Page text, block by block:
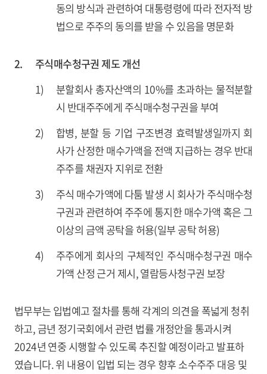
동의 방식과 관련하여 대통령령에 따라 전자적 방
법으로 주주의 동의를 받을 수 있음을 명문화
2.
주식매수청구권 제도 개선
1)
분할회사 총자산액의 10%를 초과하는 물적분할
시 반대주주에게 주식매수청구권을 부여
2)
합병, 분할 등 기업 구조변경 효력발생일까지 회
사가 산정한 매수가액을 전액 지급하는 경우 반대
주주를 채권자 지위로 전환
3)
주식 매수가액에 다툼 발생 시 회사가 주식매수청
구권과 관련하여 주주에 통지한 매수가액 혹은 그
이상의 금액 공탁을 허용(일부 공탁 허용)
4)
주주에게 회사의 구체적인 주식매수청구권 매수
가액 산정 근거 제시, 열람등사청구권 보장
법무부는 입법예고 절차를 통해 각계의 의견을 폭넓게 청취
하고, 금년 정기국회에서 관련 법률 개정안을 통과시켜
2024년 연중 시행할 수 있도록 추진할 예정이라고 발표하
였습니다. 위 내용이 입법 되는 경우 향후 소수주주 대응 및